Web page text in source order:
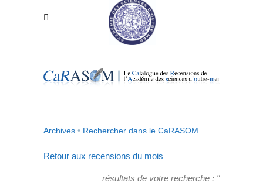
Archives • Rechercher dans le CaRASOM
Retour aux recensions du mois
résultats de votre recherche : "